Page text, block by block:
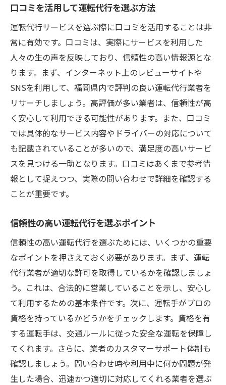
口コミを活用して運転代行を選ぶ方法
運転代行サービスを選ぶ際に口コミを活用することは非
常に有効です。口コミは、実際にサービスを利用した
人々の生の声を反映しており、信頼性の高い情報源とな
ります。まず、インターネット上のレビューサイトや
SNSを利用して、福岡県内で評判の良い運転代行業者を
リサーチしましょう。高評価が多い業者は、信頼性が高
く安心して利用できる可能性があります。また、口コミ
では具体的なサービス内容やドライバーの対応について
も記載されていることが多いので、満足度の高いサービ
スを見つける一助となります。口コミはあくまで参考情
報として捉えつつ、実際の問い合わせで詳細を確認する
ことが重要です。
信頼性の高い運転代行を選ぶポイント
信頼性の高い運転代行を選ぶためには、いくつかの重要
なポイントを押さえておく必要があります。まず、運転
代行業者が適切な許可を取得しているかを確認しましょ
う。これは、合法的に営業していることを示し、安心し
て利用するための基本条件です。次に、運転手がプロの
資格を持っているかどうかをチェックします。資格を有
する運転手は、交通ルールに従った安全な運転を保障し
てくれます。さらに、業者のカスタマーサポート体制も
確認しましょう。問い合わせ時や利用中に何か問題が発
生した場合、迅速かつ適切に対応してくれる業者を選ぶ